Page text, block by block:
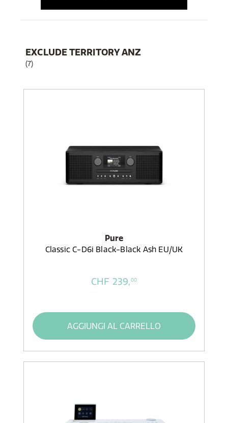
EXCLUDE TERRITORY ANZ
(7)
Pure
Classic C-D6i Black-Black Ash EU/UK
CHF 239,00
AGGIUNGI AL CARRELLO